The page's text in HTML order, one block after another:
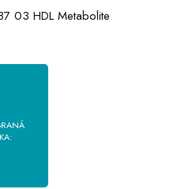
03 HDL Metabolite